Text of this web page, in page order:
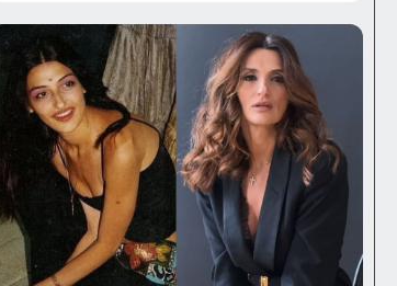
ჟვანია დატო ევგენიძესთან
ქორწინებასა და ოჯახზე